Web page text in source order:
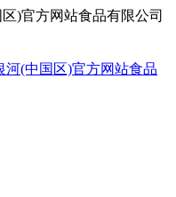
)官方网站食品有限公司